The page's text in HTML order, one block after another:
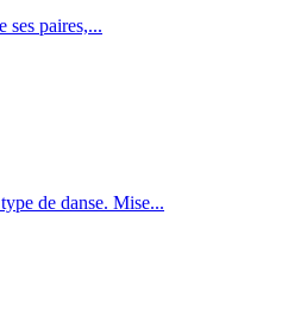
ses paires,...
de danse. Mise...